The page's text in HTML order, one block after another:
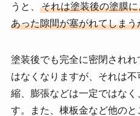
うと、
それは塗装後の塗膜
あった隙間が塞がれてしまう
塗装後でも完全に密閉され
はなくなりますが、それは
縮、膨張などは一定ではなく
す。また、棟板金など他のと